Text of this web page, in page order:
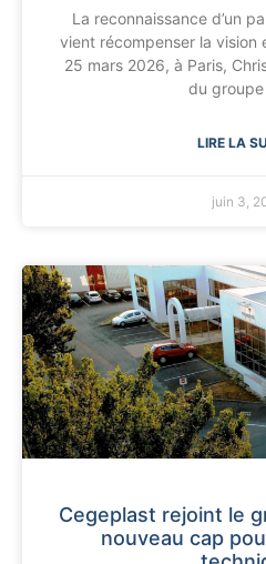
La reconnaissance d’un
vient récompenser la vision
25 mars 2026, à Paris,
du
LIRE LA
juin 3,
Cegeplast rejoint le
nouveau cap